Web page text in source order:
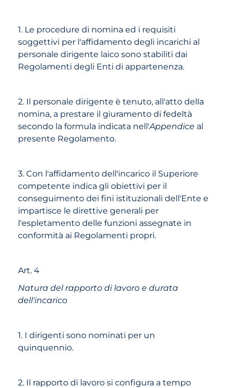
1. Le procedure di nomina ed i requisiti
soggettivi per l'affidamento degli incarichi al
personale dirigente laico sono stabiliti dai
Regolamenti degli Enti di appartenenza.
2. Il personale dirigente è tenuto, all'atto della
nomina, a prestare il giuramento di fedeltà
secondo la formula indicata nell'Appendice al
presente Regolamento.
3. Con l'affidamento dell'incarico il Superiore
competente indica gli obiettivi per il
conseguimento dei fini istituzionali dell'Ente e
impartisce le direttive generali per
l'espletamento delle funzioni assegnate in
conformità ai Regolamenti propri.
Art. 4
Natura del rapporto di lavoro e durata
dell'incarico
1. I dirigenti sono nominati per un
quinquennio.
2. Il rapporto di lavoro si configura a tempo